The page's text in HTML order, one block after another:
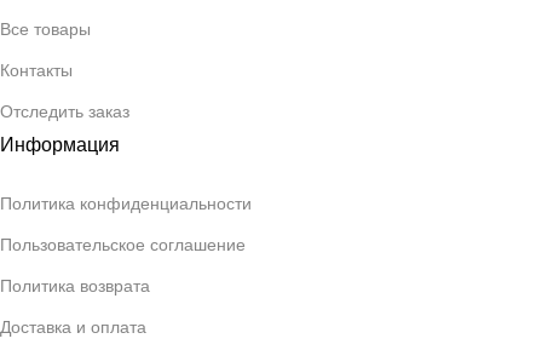
Все товары
Контакты
Отследить заказ
Информация
Политика конфиденциальности
Пользовательское соглашение
Политика возврата
Доставка и оплата